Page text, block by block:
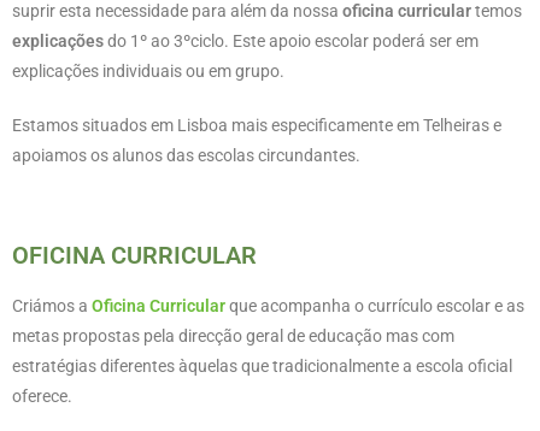
suprir esta necessidade para além da nossa oficina curriculartemos
explicaçõesdo 1º ao 3ºciclo. Este apoio escolar poderá ser em
explicações individuais ou em grupo.
Estamos situados em Lisboa mais especificamente em Telheiras e
apoiamos os alunos das escolas circundantes.
OFICINA CURRICULAR
Criámos a Oficina Curricularque acompanha o currículo escolar e as
metas propostas pela direcção geral de educação mas com
estratégias diferentes àquelas que tradicionalmente a escola oficial
oferece.